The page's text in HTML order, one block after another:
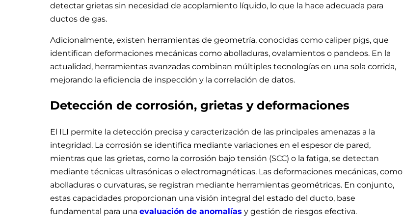
detectar grietas sin necesidad de acoplamiento líquido, lo que la hace adecuada para
ductos de gas.
Adicionalmente, existen herramientas de geometría, conocidas como caliper pigs, que
identifican deformaciones mecánicas como abolladuras, ovalamientos o pandeos. En la
actualidad, herramientas avanzadas combinan múltiples tecnologías en una sola corrida,
mejorando la eficiencia de inspección y la correlación de datos.
Detección de corrosión, grietas y deformaciones
El ILI permite la detección precisa y caracterización de las principales amenazas a la
integridad. La corrosión se identifica mediante variaciones en el espesor de pared,
mientras que las grietas, como la corrosión bajo tensión (SCC) o la fatiga, se detectan
mediante técnicas ultrasónicas o electromagnéticas. Las deformaciones mecánicas, como
abolladuras o curvaturas, se registran mediante herramientas geométricas. En conjunto,
estas capacidades proporcionan una visión integral del estado del ducto, base
fundamental para una evaluación de anomalías y gestión de riesgos efectiva.